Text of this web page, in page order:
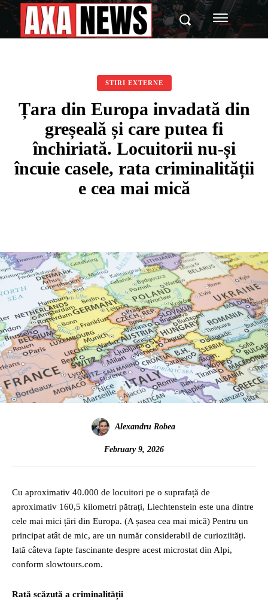
STIRI EXTERNE
Țara din Europa invadată din
greșeală și care putea fi
închiriată. Locuitorii nu-și
încuie casele, rata criminalității
e cea mai mică
Alexandru Robea
February 9, 2026
Cu aproximativ 40.000 de locuitori pe o suprafață de
aproximativ 160,5 kilometri pătrați, Liechtenstein este una dintre
cele mai mici țări din Europa. (A șasea cea mai mică) Pentru un
principat atât de mic, are un număr considerabil de curioziități.
Iată câteva fapte fascinante despre acest microstat din Alpi,
conform slowtours.com.
Rată scăzută a criminalității